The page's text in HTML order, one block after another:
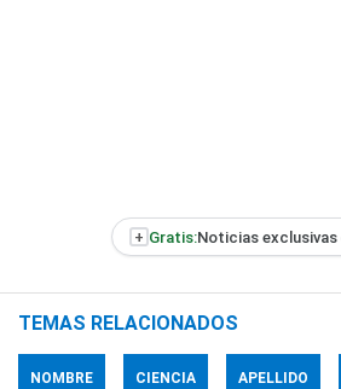
+ Gratis:Noticias exclusivas
TEMAS RELACIONADOS
NOMBRE CIENCIA APELLIDO